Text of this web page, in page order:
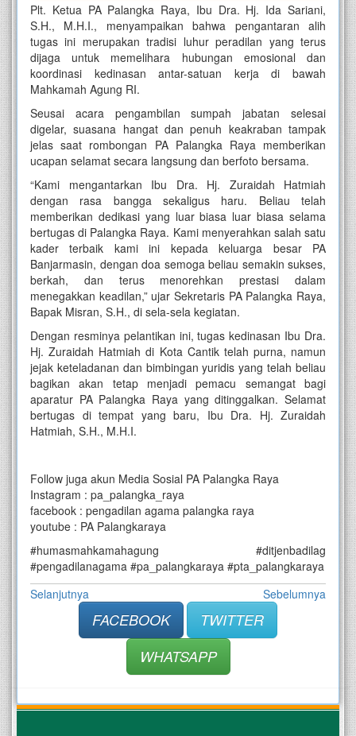
Plt. Ketua PA Palangka Raya, Ibu Dra. Hj. Ida Sariani,
S.H., M.H.I., menyampaikan bahwa pengantaran alih
tugas ini merupakan tradisi luhur peradilan yang terus
dijaga untuk memelihara hubungan emosional dan
koordinasi kedinasan antar-satuan kerja di bawah
Mahkamah Agung RI.
Seusai acara pengambilan sumpah jabatan selesai
digelar, suasana hangat dan penuh keakraban tampak
jelas saat rombongan PA Palangka Raya memberikan
ucapan selamat secara langsung dan berfoto bersama.
“Kami mengantarkan Ibu Dra. Hj. Zuraidah Hatmiah
dengan rasa bangga sekaligus haru. Beliau telah
memberikan dedikasi yang luar biasa luar biasa selama
bertugas di Palangka Raya. Kami menyerahkan salah satu
kader terbaik kami ini kepada keluarga besar PA
Banjarmasin, dengan doa semoga beliau semakin sukses,
berkah, dan terus menorehkan prestasi dalam
menegakkan keadilan,” ujar Sekretaris PA Palangka Raya,
Bapak Misran, S.H., di sela-sela kegiatan.
Dengan resminya pelantikan ini, tugas kedinasan Ibu Dra.
Hj. Zuraidah Hatmiah di Kota Cantik telah purna, namun
jejak keteladanan dan bimbingan yuridis yang telah beliau
bagikan akan tetap menjadi pemacu semangat bagi
aparatur PA Palangka Raya yang ditinggalkan. Selamat
bertugas di tempat yang baru, Ibu Dra. Hj. Zuraidah
Hatmiah, S.H., M.H.I.
Follow juga akun Media Sosial PA Palangka Raya
Instagram : pa_palangka_raya
facebook : pengadilan agama palangka raya
youtube : PA Palangkaraya
#humasmahkamahagung #ditjenbadilag
#pengadilanagama #pa_palangkaraya #pta_palangkaraya
Selanjutnya
Sebelumnya
FACEBOOK
TWITTER
WHATSAPP